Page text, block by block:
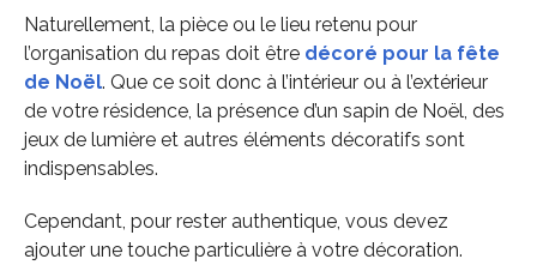
Naturellement, la pièce ou le lieu retenu pour
l’organisation du repas doit être décoré pour la fête
de Noël. Que ce soit donc à l’intérieur ou à l’extérieur
de votre résidence, la présence d’un sapin de Noël, des
jeux de lumière et autres éléments décoratifs sont
indispensables.
Cependant, pour rester authentique, vous devez
ajouter une touche particulière à votre décoration.